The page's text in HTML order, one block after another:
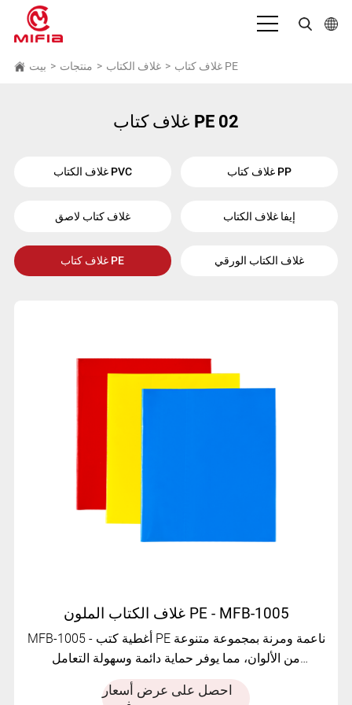
بالعربية
Deutsch
Bahasa Indonesia
Italiano
بيت > منتجات > غلاف الكتاب > غلاف كتاب PE
غلاف كتاب PE 02
غلاف الكتاب PVC غلاف كتاب PP
غلاف كتاب لاصق إيفا غلاف الكتاب
غلاف كتاب PE غلاف الكتاب الورقي
غلاف الكتاب الملون PE - MFB-1005
MFB-1005 - أغطية كتب PE ناعمة ومرنة بمجموعة متنوعة
من الألوان، مما يوفر حماية دائمة وسهولة التعامل
احصل على عرض أسعار